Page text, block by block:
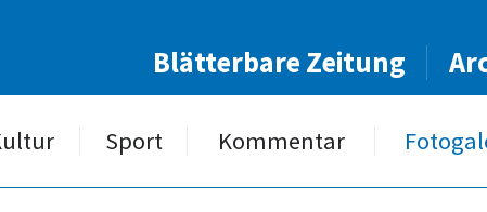
Blätterbare Zeitung
Sport Kommentar